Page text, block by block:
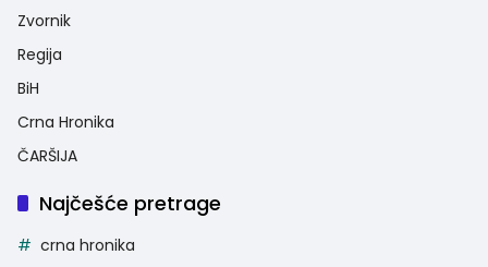
Zvornik
Regija
BiH
Crna Hronika
ČARŠIJA
Najčešće pretrage
crna hronika